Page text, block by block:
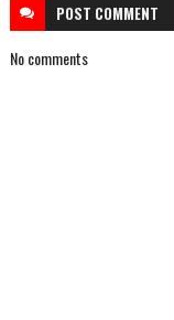
POST COMMENT
No comments